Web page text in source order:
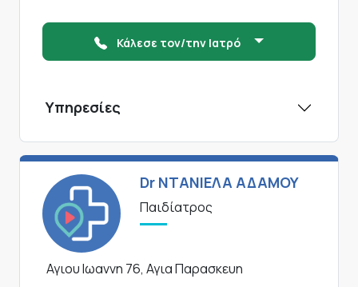
Κάλεσε τον/την Ιατρό
Υπηρεσίες
Dr ΝΤΑΝΙΕΛΑ ΑΔΑΜΟΥ
Παιδίατρος
Αγιου Ιωαννη 76, Αγια Παρασκευη